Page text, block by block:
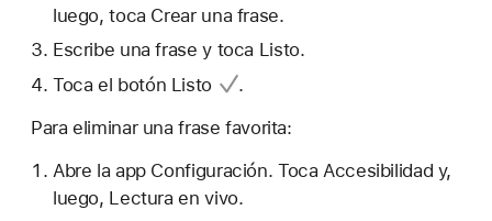
luego, toca Crear una frase.
Escribe una frase y toca Listo.
Toca el botón Listo
.
Para eliminar una frase favorita:
Abre la app Configuración. Toca Accesibilidad y,
luego, Lectura en vivo.